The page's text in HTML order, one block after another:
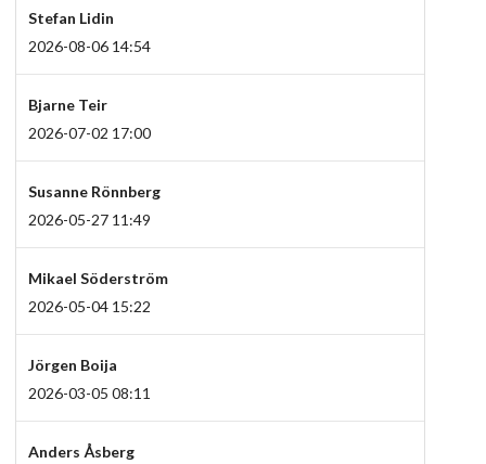
Stefan Lidin
2026-08-06 14:54
Bjarne Teir
2026-07-02 17:00
Susanne Rönnberg
2026-05-27 11:49
Mikael Söderström
2026-05-04 15:22
Jörgen Boija
2026-03-05 08:11
Anders Åsberg